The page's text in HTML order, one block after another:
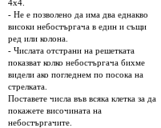
4х4.
- Не е позволено да има два еднакво
високи небостъргача в един и същи
ред или колона.
- Числата отстрани на решетката
показват колко небостъргача бихме
видели ако погледнем по посока на
стрелката.
Поставете числа във всяка клетка за да
покажете височината на
небостъргачите.